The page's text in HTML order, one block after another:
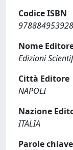
Codice ISBN
Nome
Edizioni
Città Editore
NAPOLI
Nazione
ITALIA
Parole chiave